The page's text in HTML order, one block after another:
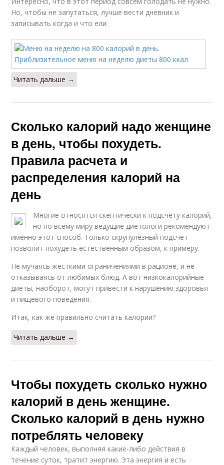
Но, чтобы не запутаться, лучше вести дневник и
записывать когда и что ели.
Читать дальше →
Сколько калорий надо женщине
в день, чтобы похудеть.
Правила расчета и
распределения калорий на
день
Многие относятся скептически к подсчету калорий,
но по всему миру ведущие диетологи рекомендуют
именно этот способ. Только скрупулезный подсчет
позволит похудеть естественным образом, к примеру.
Не мучаясь жесткими ограничениями в рационе, и не
отказываясь от любимых блюд. А вот низкокалорийные
диеты, наоборот, могут привести к нарушению здоровья
и пищевого поведения.
Итак, как же правильно считать калории?
Читать дальше →
Чтобы похудеть сколько нужно
калорий в день женщине.
Сколько калорий в день нужно
потреблять человеку
Каждый человек, выполняя какие-либо действия в
течение суток, тратит энергию. Эта энергия и есть